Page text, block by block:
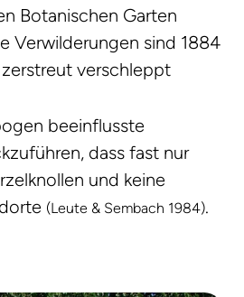
Botanischen Garten
Verwilderungen sind 1884
verschleppt
beeinflusste
dass fast nur
und keine
(Leute & Sembach 1984).